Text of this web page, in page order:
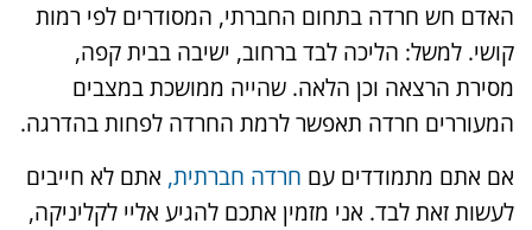
האדם חש חרדה בתחום החברתי, המסודרים לפי רמות
קושי. למשל: הליכה לבד ברחוב, ישיבה בבית קפה,
מסירת הרצאה וכן הלאה. שהייה ממושכת במצבים
המעוררים חרדה תאפשר לרמת החרדה לפחות בהדרגה.
אם אתם מתמודדים עם חרדה חברתית, אתם לא חייבים
לעשות זאת לבד. אני מזמין אתכם להגיע אליי לקליניקה,